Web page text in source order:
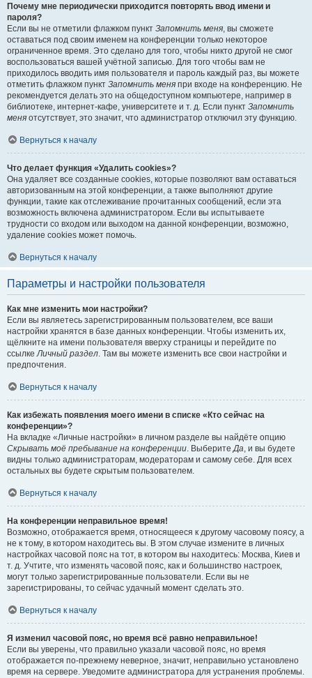
Почему мне периодически приходится повторять ввод имени и
пароля?
Если вы не отметили флажком пункт Запомнить меня, вы сможете
оставаться под своим именем на конференции только некоторое
ограниченное время. Это сделано для того, чтобы никто другой не смог
воспользоваться вашей учётной записью. Для того чтобы вам не
приходилось вводить имя пользователя и пароль каждый раз, вы можете
отметить флажком пункт Запомнить меня при входе на конференцию. Не
рекомендуется делать это на общедоступном компьютере, например в
библиотеке, интернет-кафе, университете и т. д. Если пункт Запомнить
меня отсутствует, это значит, что администратор отключил эту функцию.
Вернуться к началу
Что делает функция «Удалить cookies»?
Она удаляет все созданные cookies, которые позволяют вам оставаться
авторизованным на этой конференции, а также выполняют другие
функции, такие как отслеживание прочитанных сообщений, если эта
возможность включена администратором. Если вы испытываете
трудности со входом или выходом на данной конференции, возможно,
удаление cookies может помочь.
Вернуться к началу
Параметры и настройки пользователя
Как мне изменить мои настройки?
Если вы являетесь зарегистрированным пользователем, все ваши
настройки хранятся в базе данных конференции. Чтобы изменить их,
щёлкните на имени пользователя вверху страницы и перейдите по
ссылкеЛичный раздел. Там вы можете изменить все свои настройки и
предпочтения.
Вернуться к началу
Как избежать появления моего имени в списке «Кто сейчас на
конференции»?
На вкладке «Личные настройки» в личном разделе вы найдёте опцию
Скрывать моё пребывание на конференции. ВыберитеДа, и вы будете
видны только администраторам, модераторам и самому себе. Для всех
остальных вы будете скрытым пользователем.
Вернуться к началу
На конференции неправильное время!
Возможно, отображается время, относящееся к другому часовому поясу, а
не к тому, в котором находитесь вы. В этом случае измените в личных
настройках часовой пояс на тот, в котором вы находитесь: Москва, Киев и
т. д. Учтите, что изменять часовой пояс, как и большинство настроек,
могут только зарегистрированные пользователи. Если вы не
зарегистрированы, то сейчас удачный момент сделать это.
Вернуться к началу
Я изменил часовой пояс, но время всё равно неправильное!
Если вы уверены, что правильно указали часовой пояс, но время
отображается по-прежнему неверное, значит, неправильно установлено
время на сервере. Уведомите администратора для устранения проблемы.